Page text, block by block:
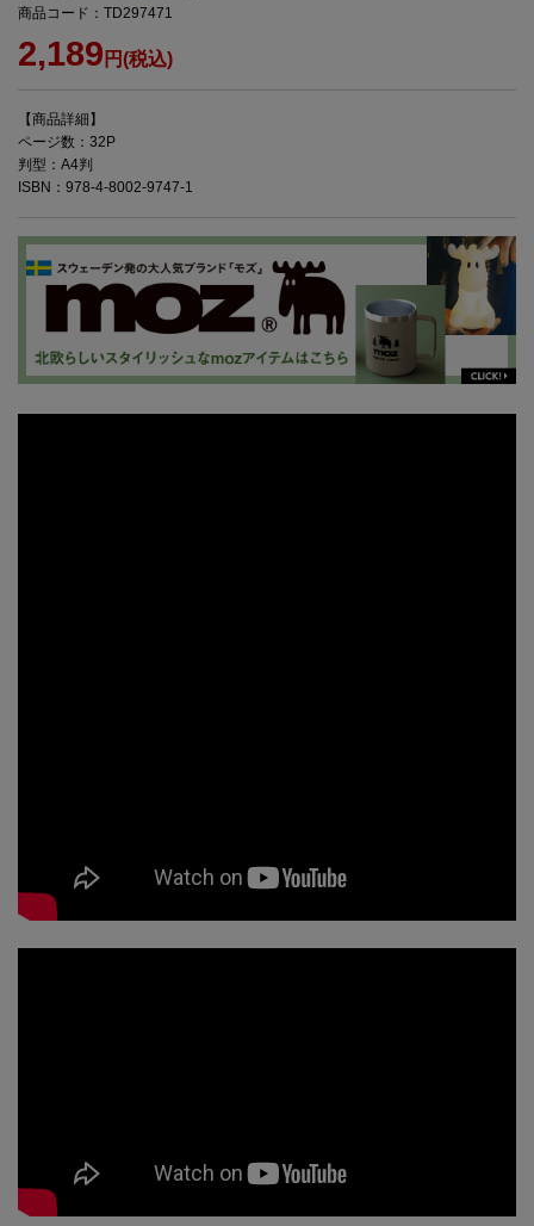
商品コード：TD297471
2,189 円(税込)
【商品詳細】
ページ数：32P
判型：A4判
ISBN：978-4-8002-9747-1